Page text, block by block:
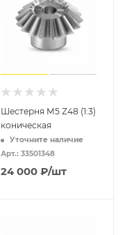
Шестерня M5 Z48 (1:3)
коническая
Уточните наличие
Арт.: 33501348
24 000 ₽/шт